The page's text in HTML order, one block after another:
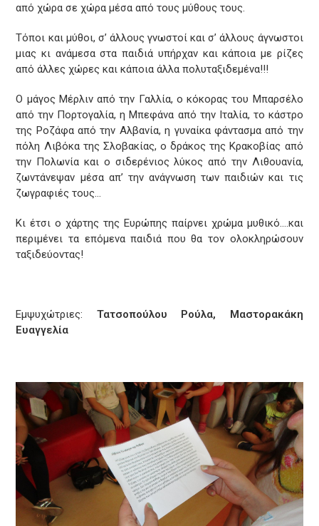
από χώρα σε χώρα μέσα από τους μύθους τους.
Τόποι και μύθοι, σ’ άλλους γνωστοί και σ’ άλλους άγνωστοι
μιας κι ανάμεσα στα παιδιά υπήρχαν και κάποια με ρίζες
από άλλες χώρες και κάποια άλλα πολυταξιδεμένα!!!
Ο μάγος Μέρλιν από την Γαλλία, ο κόκορας του Μπαρσέλο
από την Πορτογαλία, η Μπεφάνα από την Ιταλία, το κάστρο
της Ροζάφα από την Αλβανία, η γυναίκα φάντασμα από την
πόλη Λιβόκα της Σλοβακίας, ο δράκος της Κρακοβίας από
την Πολωνία και ο σιδερένιος λύκος από την Λιθουανία,
ζωντάνεψαν μέσα απ’ την ανάγνωση των παιδιών και τις
ζωγραφιές τους…
Κι έτσι ο χάρτης της Ευρώπης παίρνει χρώμα μυθικό….και
περιμένει τα επόμενα παιδιά που θα τον ολοκληρώσουν
ταξιδεύοντας!
Εμψυχώτριες: Τατσοπούλου Ρούλα, Μαστορακάκη
Ευαγγελία